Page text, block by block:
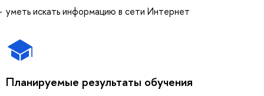
уметь искать информацию в сети Интернет
Планируемые результаты обучения